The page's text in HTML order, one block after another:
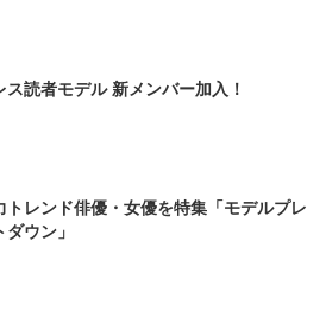
ス読者モデル 新メンバー加入！
トレンド俳優・女優を特集「モデルプレ
ウン」